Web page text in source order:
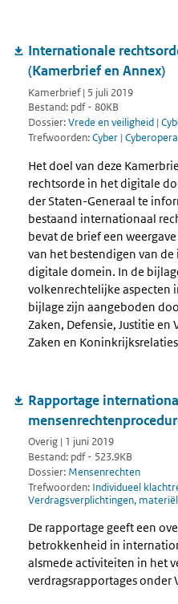
Internationale
(Kamerbrief en Annex)
Kamerbrief | 5 juli 2019
Bestand: pdf - 80KB
Dossier:Vrede en veiligheid |
Trefwoorden:Cyber |
Het doel van deze
rechtsorde in het digitale
der Staten-Generaal te
bestaand internationaal
bevat de brief een
van het bestendigen van
digitale domein. In de
volkenrechtelijke aspecten
bijlage zijn aangeboden
Zaken, Defensie, Justitie
Zaken en
Rapportage
Overig | 1 juni 2019
Bestand: pdf - 523.9KB
Dossier: Mensenrechten
Trefwoorden: Individueel
Verdragsverplichtingen,
De rapportage geeft een
betrokkenheid in
alsmede activiteiten in het
verdragsrapportages onder